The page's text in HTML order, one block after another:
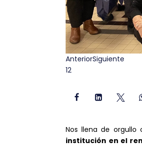
AnteriorSiguiente
12
  
Nos llena de orgullo
institución en el